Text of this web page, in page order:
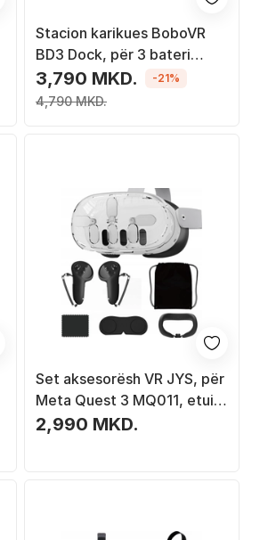
Stacion karikues BoboVR
BD3 Dock, për 3 bateri
B100, për Oculus Meta
Quest 3 3s, i bardhë
3,790 MKD.
4,790 MKD.
-21%
Set aksesorësh VR JYS, për
Meta Quest 3 MQ011, etui
mbrojtëse, e zezë
2,990 MKD.